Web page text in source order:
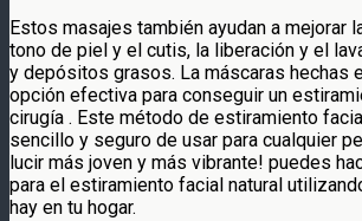
Estos masajes también ayudan a mejorar
tono de piel y el cutis, la liberación y el
y depósitos grasos. La máscaras hechas
opción efectiva para conseguir un
cirugía . Este método de estiramiento
sencillo y seguro de usar para cualquier
lucir más joven y más vibrante! puedes
para el estiramiento facial natural
hay en tu hogar.